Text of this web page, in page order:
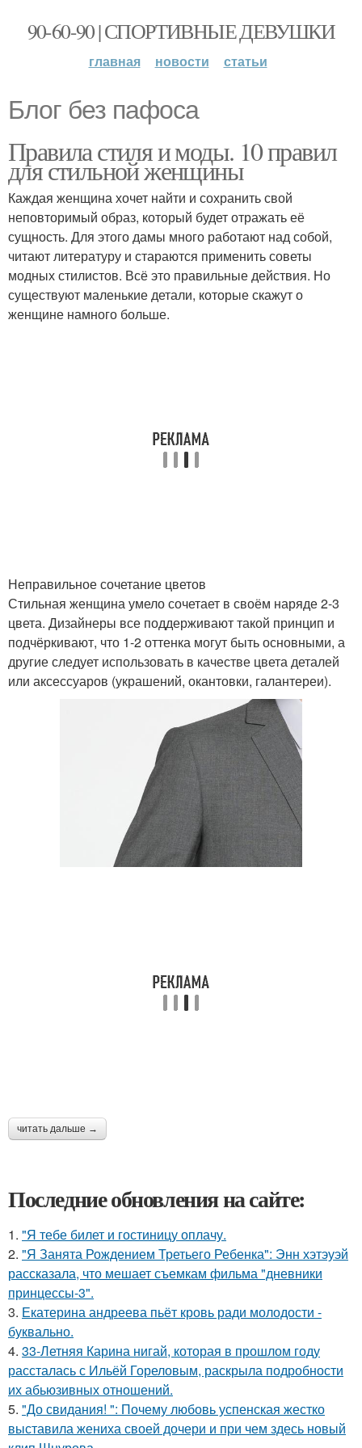
90-60-90 | СПОРТИВНЫЕ ДЕВУШКИ
главная новости статьи
Блог без пафоса
Правила стиля и моды. 10 правил
для стильной женщины
Каждая женщина хочет найти и сохранить свой
неповторимый образ, который будет отражать её
сущность. Для этого дамы много работают над собой,
читают литературу и стараются применить советы
модных стилистов. Всё это правильные действия. Но
существуют маленькие детали, которые скажут о
женщине намного больше.
Неправильное сочетание цветов
Стильная женщина умело сочетает в своём наряде 2-3
цвета. Дизайнеры все поддерживают такой принцип и
подчёркивают, что 1-2 оттенка могут быть основными, а
другие следует использовать в качестве цвета деталей
или аксессуаров (украшений, окантовки, галантереи).
читать дальше →
Последние обновления на сайте:
1. "Я тебе билет и гостиницу оплачу.
2. "Я Занята Рождением Третьего Ребенка": Энн хэтэуэй
рассказала, что мешает съемкам фильма "дневники
принцессы-3".
3. Екатерина андреева пьёт кровь ради молодости -
буквально.
4. 33-Летняя Карина нигай, которая в прошлом году
рассталась с Ильёй Гореловым, раскрыла подробности
их абьюзивных отношений.
5. "До свидания! ": Почему любовь успенская жестко
выставила жениха своей дочери и при чем здесь новый